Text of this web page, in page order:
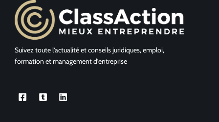
Suivez toute l’actualité et conseils juridiques, emploi,
formation et management d’entreprise